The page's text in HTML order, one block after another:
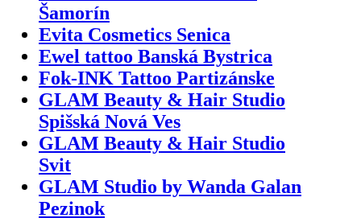
Šamorín
Evita Cosmetics Senica
Ewel tattoo Banská Bystrica
Fok-INK Tattoo Partizánske
GLAM Beauty & Hair Studio
Spišská Nová Ves
GLAM Beauty & Hair Studio
Svit
GLAM Studio by Wanda Galan
Pezinok